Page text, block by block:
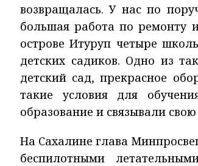
возвращалась. У нас по
большая работа по ремонту
острове Итуруп четыре
детских садиков. Одно из
детский сад, прекрасное
такие условия для
образование и связывали
На Сахалине глава
беспилотными